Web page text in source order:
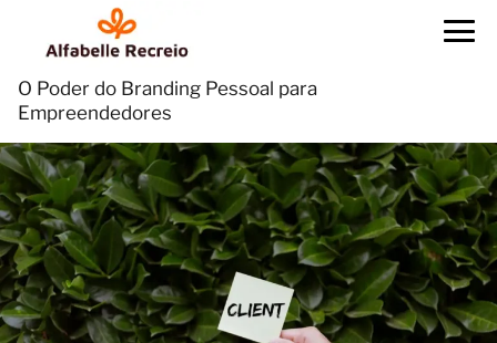
O Poder do Branding Pessoal para
Empreendedores